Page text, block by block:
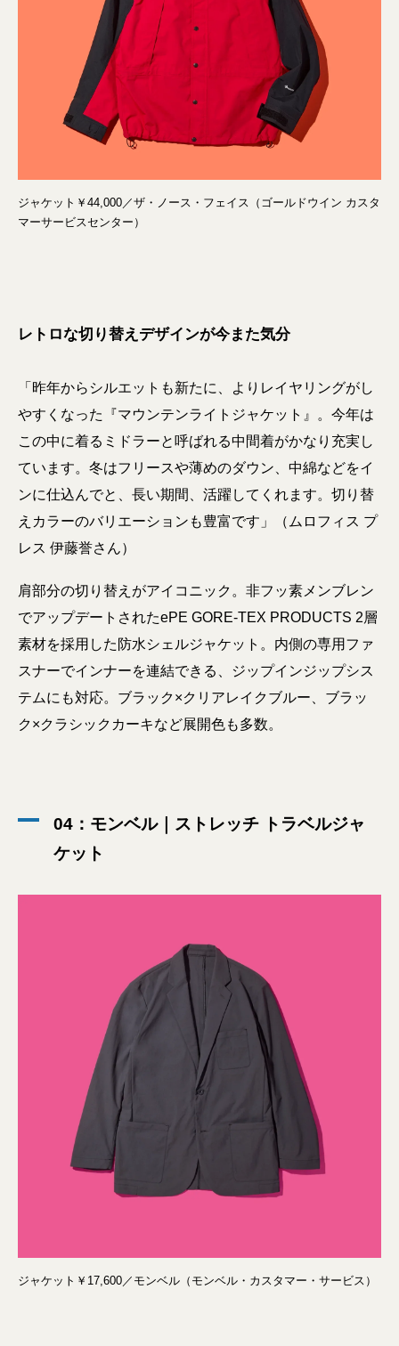
ジャケット￥44,000／ザ・ノース・フェイス（ゴールドウイン カスタ
マーサービスセンター）
レトロな切り替えデザインが今また気分
「昨年からシルエットも新たに、よりレイヤリングがし
やすくなった『マウンテンライトジャケット』。今年は
この中に着るミドラーと呼ばれる中間着がかなり充実し
ています。冬はフリースや薄めのダウン、中綿などをイ
ンに仕込んでと、長い期間、活躍してくれます。切り替
えカラーのバリエーションも豊富です」（ムロフィス プ
レス 伊藤誉さん）
肩部分の切り替えがアイコニック。非フッ素メンブレン
でアップデートされたePE GORE-TEX PRODUCTS 2層
素材を採用した防水シェルジャケット。内側の専用ファ
スナーでインナーを連結できる、ジップインジップシス
テムにも対応。ブラック×クリアレイクブルー、ブラッ
ク×クラシックカーキなど展開色も多数。
04：モンベル｜ストレッチ トラベルジャ
ケット
ジャケット￥17,600／モンベル（モンベル・カスタマー・サービス）